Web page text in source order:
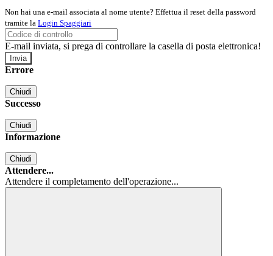
Non hai una e-mail associata al nome utente? Effettua il reset della password
tramite la Login Spaggiari
E-mail inviata, si prega di controllare la casella di posta elettronica!
Errore
Chiudi
Successo
Chiudi
Informazione
Chiudi
Attendere...
Attendere il completamento dell'operazione...